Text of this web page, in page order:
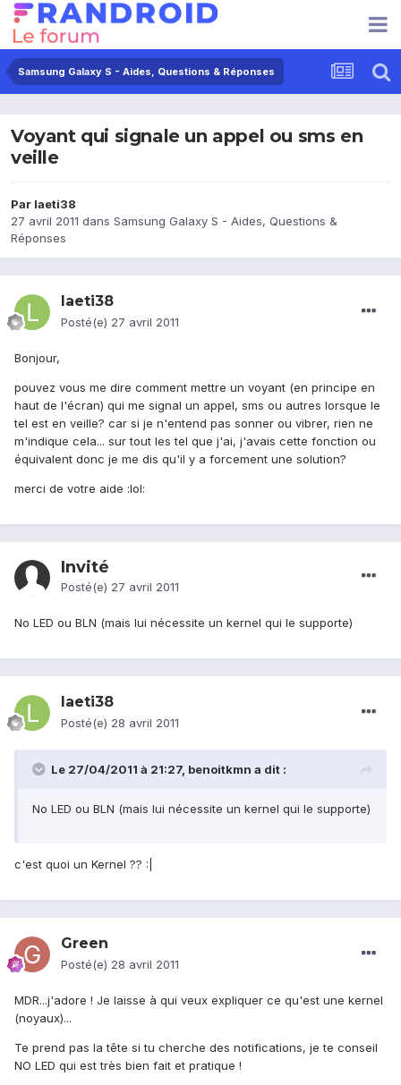
Samsung Galaxy S - Aides, Questions & Réponses
Voyant qui signale un appel ou sms en
veille
Par laeti38
27 avril 2011 dans Samsung Galaxy S - Aides, Questions &
Réponses
laeti38
Posté(e) 27 avril 2011
Bonjour,
pouvez vous me dire comment mettre un voyant (en principe en
haut de l'écran) qui me signal un appel, sms ou autres lorsque le
tel est en veille? car si je n'entend pas sonner ou vibrer, rien ne
m'indique cela... sur tout les tel que j'ai, j'avais cette fonction ou
équivalent donc je me dis qu'il y a forcement une solution?
merci de votre aide :lol:
Invité
Posté(e) 27 avril 2011
No LED ou BLN (mais lui nécessite un kernel qui le supporte)
laeti38
Posté(e) 28 avril 2011
Le 27/04/2011 à 21:27, benoitkmn a dit :
No LED ou BLN (mais lui nécessite un kernel qui le supporte)
c'est quoi un Kernel ?? :|
Green
Posté(e) 28 avril 2011
MDR...j'adore ! Je laisse à qui veux expliquer ce qu'est une kernel
(noyaux)...
Te prend pas la tête si tu cherche des notifications, je te conseil
NO LED qui est très bien fait et pratique !